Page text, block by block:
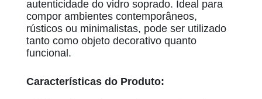
autenticidade do vidro soprado. Ideal para
compor ambientes contemporâneos,
rústicos ou minimalistas, pode ser utilizado
tanto como objeto decorativo quanto
funcional.
Características do Produto: